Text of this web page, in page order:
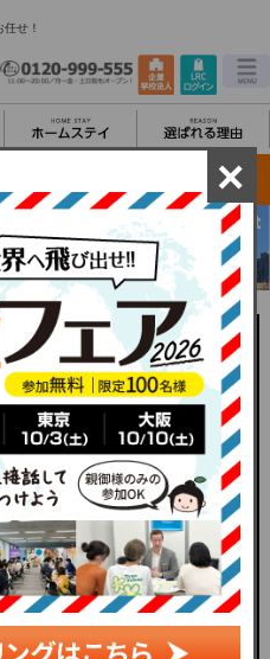
せ！
×
ス
ス
る観光都
質の高い英
、アジア
以外のお
通にコミュ